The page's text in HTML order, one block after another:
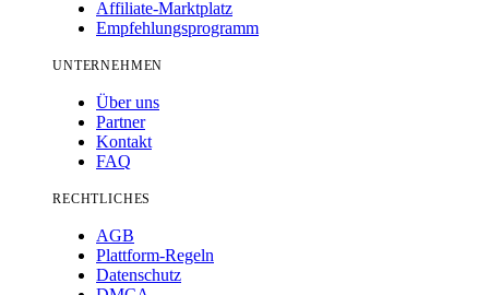
Affiliate-Marktplatz
Empfehlungsprogramm
UNTERNEHMEN
Über uns
Partner
Kontakt
FAQ
RECHTLICHES
AGB
Plattform-Regeln
Datenschutz